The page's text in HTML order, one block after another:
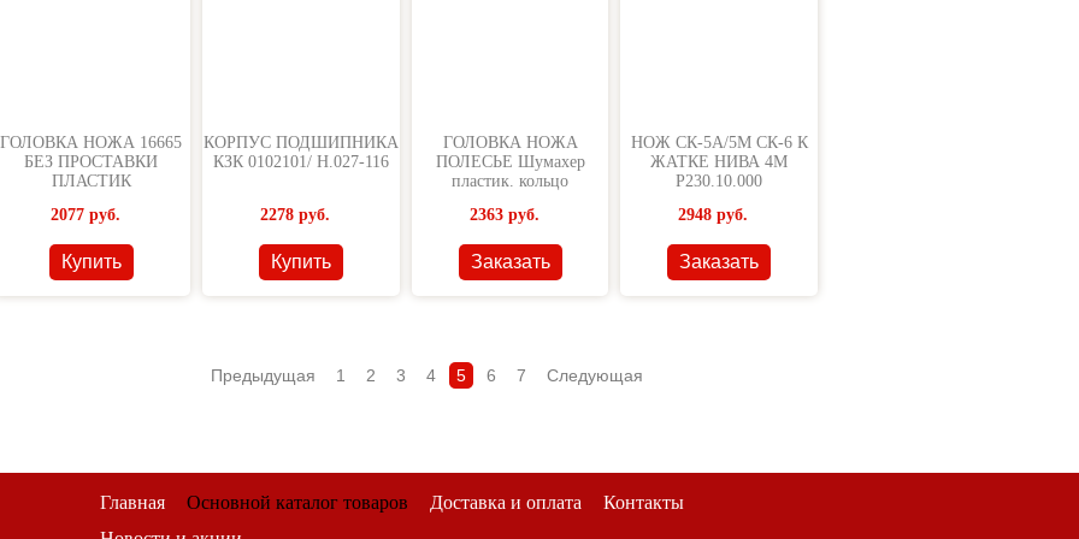
ГОЛОВКА НОЖА 16665
БЕЗ ПРОСТАВКИ
ПЛАСТИК
2077 руб.
Купить
КОРПУС ПОДШИПНИКА
КЗК 0102101/ Н.027-116
2278 руб.
Купить
ГОЛОВКА НОЖА
ПОЛЕСЬЕ Шумахер
пластик. кольцо
2363 руб.
Заказать
НОЖ СК-5А/5М СК-6 К
ЖАТКЕ НИВА 4М
Р230.10.000
2948 руб.
Заказать
Предыдущая 1 2 3 4 5 6 7 Следующая
Главная Основной каталог товаров Доставка и оплата
Контакты